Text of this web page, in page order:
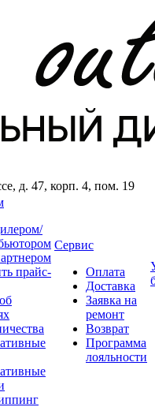
д. 47, корп. 4, пом. 19
прайс-
Сервис
Оплата
Доставка
Заявка на
ремонт
Возврат
Программа
лояльности